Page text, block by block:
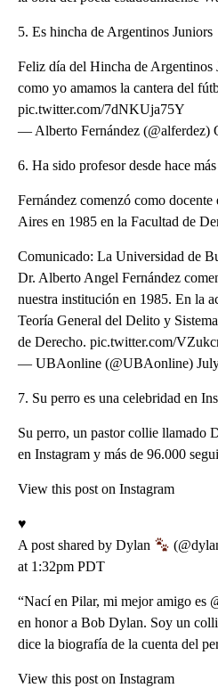
5. Es hincha de Argentinos Juniors
Feliz día del Hincha de Argentinos
como yo amamos la cantera del
pic.twitter.com/7dNKUja75Y
— Alberto Fernández (@alferdez)
6. Ha sido profesor desde hace
Fernández comenzó como
Aires en 1985 en la Facultad de
Comunicado: La Universidad de
Dr. Alberto Angel Fernández
nuestra institución en 1985. En la
Teoría General del Delito y
de Derecho. pic.twitter.com/
— UBAonline (@UBAonline)
7. Su perro es una celebridad en
Su perro, un pastor collie llamado
en Instagram y más de 96.000
View this post on Instagram
♥️
A post shared by Dylan
at 1:32pm PDT
“Nací en Pilar, mi mejor amigo es
en honor a Bob Dylan. Soy un
dice la biografía de la cuenta del
View this post on Instagram